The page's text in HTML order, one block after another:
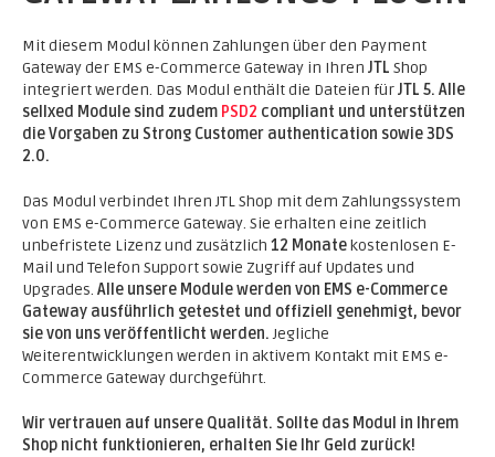
Mit diesem Modul können Zahlungen über den Payment
Gateway der EMS e-Commerce Gateway in Ihren JTL Shop
integriert werden. Das Modul enthält die Dateien fürJTL 5. Alle
sellxed Module sind zudem PSD2 compliant und unterstützen
die Vorgaben zu Strong Customer authentication sowie 3DS
2.0.
Das Modul verbindet Ihren JTL Shop mit dem Zahlungssystem
von EMS e-Commerce Gateway. Sie erhalten eine zeitlich
unbefristete Lizenz und zusätzlich 12 Monatekostenlosen E-
Mail und Telefon Support sowie Zugriff auf Updates und
Upgrades. Alle unsere Module werden von EMS e-Commerce
Gateway ausführlich getestet und offiziell genehmigt, bevor
sie von uns veröffentlicht werden.Jegliche
Weiterentwicklungen werden in aktivem Kontakt mit EMS e-
Commerce Gateway durchgeführt.
Wir vertrauen auf unsere Qualität. Sollte das Modul in Ihrem
Shop nicht funktionieren, erhalten Sie Ihr Geld zurück!